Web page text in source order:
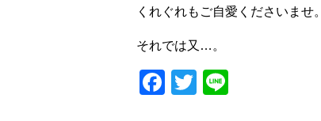
くれぐれもご自愛くださいませ。
それでは又…。
Facebook
Twitter